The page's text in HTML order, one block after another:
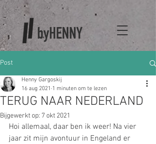
Post
TERUG NAAR NEDERLAND
Henny Gargoskij
16 aug 2021 1 minuten om te lezen
Bijgewerkt op: 7 okt 2021
Hoi allemaal, daar ben ik weer! Na vier
jaar zit mijn avontuur in Engeland er